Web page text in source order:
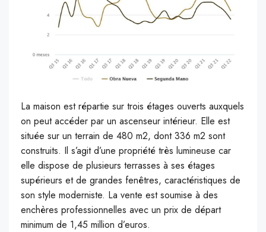
La maison est répartie sur trois étages ouverts auxquels
on peut accéder par un ascenseur intérieur. Elle est
située sur un terrain de 480 m2, dont 336 m2 sont
construits. Il s’agit d’une propriété très lumineuse car
elle dispose de plusieurs terrasses à ses étages
supérieurs et de grandes fenêtres, caractéristiques de
son style moderniste. La vente est soumise à des
enchères professionnelles avec un prix de départ
minimum de 1,45 million d’euros.